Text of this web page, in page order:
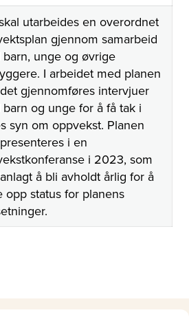
utarbeides en overordnet
gjennom samarbeid
barn, unge og øvrige
I arbeidet med planen
gjennomføres intervjuer
barn og unge for å få tak i
syn om oppvekst. Planen
i en
i 2023, som
å bli avholdt årlig for å
opp status for planens